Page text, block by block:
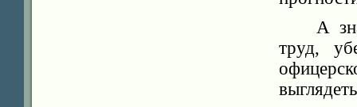
А
труд,